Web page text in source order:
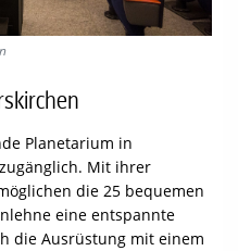
Planetarium in
Mit ihrer
die 25 bequemen
eine entspannte
die Ausrüstung mit einem